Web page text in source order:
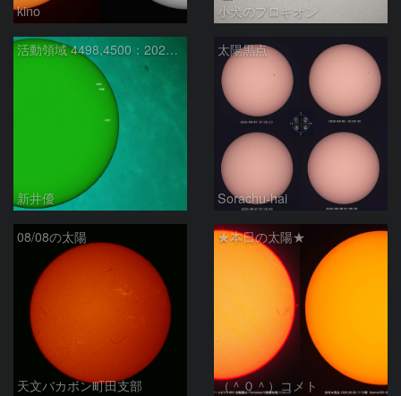
kino 小犬のプロキオン
活動領域 4498,4500：2026/08/08
新井優
太陽黒点
Sorachu-hai
08/08の太陽
天文バカボン町田支部
★本日の太陽★
（＾０＾）コメト